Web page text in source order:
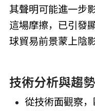
其聲明可能進一步
這場摩擦，已引發
球貿易前景蒙上陰影
技術分析與趨
從技術面觀察